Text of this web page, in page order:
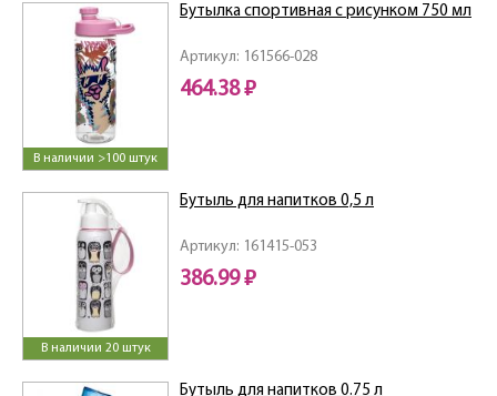
В наличии >100 штук
Артикул: 161566-028
Бутылка спортивная с рисунком 750 мл
464.38 ₽
В наличии 20 штук
Артикул: 161415-053
Бутыль для напитков 0,5 л
386.99 ₽
Бутыль для напитков 0.75 л